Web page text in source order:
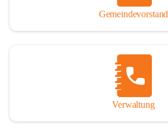
Gemeindevorstand
Verwaltung